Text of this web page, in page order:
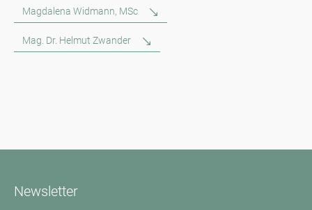
Magdalena Widmann, MSc
Mag. Dr. Helmut Zwander
Newsletter